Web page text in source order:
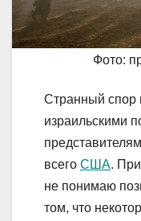
Фото:
Странный спор
израильскими
всего США.
не понимаю
том, что